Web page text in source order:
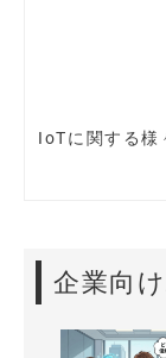
IoTに関する様
企業向